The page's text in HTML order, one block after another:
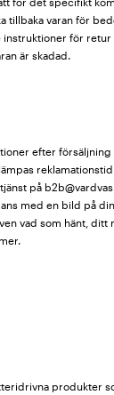
tillbaka varan för
instruktioner för
är skadad.
efter försäljning
på
med en bild på
vad som hänt, ditt
produkter